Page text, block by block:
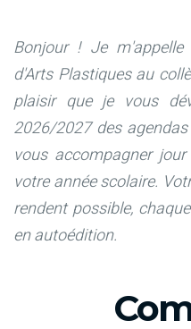
Bonjour ! Je
d'Arts Plastiques au
plaisir que je vous
2026/2027 des
vous accompagner
votre année scolaire.
rendent possible,
en autoédition.